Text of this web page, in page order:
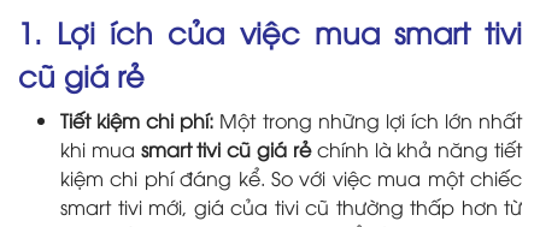
1. Lợi ích của việc mua smart tivi
cũ giá rẻ
Tiết kiệm chi phí: Một trong những lợi ích lớn nhất
khi mua smart tivi cũ giá rẻchính là khả năng tiết
kiệm chi phí đáng kể. So với việc mua một chiếc
smart tivi mới, giá của tivi cũ thường thấp hơn từ